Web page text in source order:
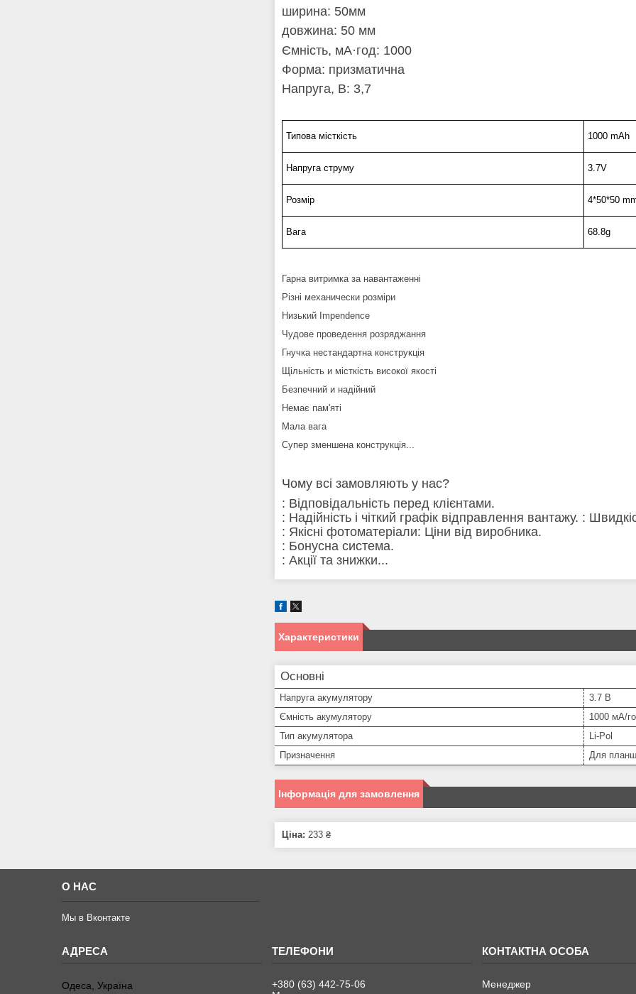
ширина: 50мм
довжина: 50 мм
Ємність, мА·год: 1000
Форма: призматична
Напруга, В: 3,7
Типова місткість 1000 mAh
Напруга струму 3.7V
Розмір 4*50*50
Вага 68.8g
Гарна витримка за навантаженні
Різні механически розміри
Низький Impendence
Чудове проведення розряджання
Гнучка нестандартна конструкція
Щільність и місткість високої якості
Безпечний и надійний
Немає пам'яті
Мала вага
Супер зменшена конструкція...
Чому всі замовляють у нас?
: Відповідальність перед клієнтами.
: Надійність і чіткий графік відправлення вантажу. :
: Якісні фотоматеріали: Ціни від виробника.
: Бонусна система.
: Акції та знижки...
Характеристики
Основні
Напруга акумулятору
3.7 В
Ємність акумулятору
1000 мА/
Тип акумулятора
Li-Pol
Призначення
Для
Інформація для замовлення
Ціна: 233 ₴
О НАС
Мы в Вконтакте
Одеса, Україна
+380 (63) 442-75-06
Менеджер